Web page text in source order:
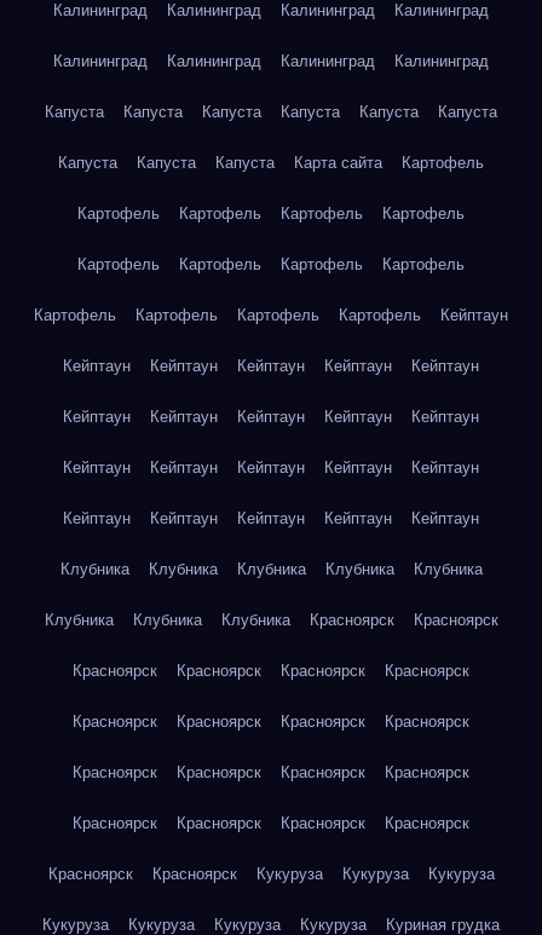
Калининград Калининград Калининград Калининград
Калининград Калининград Калининград Калининград
Капуста Капуста Капуста Капуста Капуста Капуста
Капуста Капуста Капуста Карта сайта Картофель
Картофель Картофель Картофель Картофель
Картофель Картофель Картофель Картофель
Картофель Картофель Картофель Картофель Кейптаун
Кейптаун Кейптаун Кейптаун Кейптаун Кейптаун
Кейптаун Кейптаун Кейптаун Кейптаун Кейптаун
Кейптаун Кейптаун Кейптаун Кейптаун Кейптаун
Кейптаун Кейптаун Кейптаун Кейптаун Кейптаун
Клубника Клубника Клубника Клубника Клубника
Клубника Клубника Клубника Красноярск Красноярск
Красноярск Красноярск Красноярск Красноярск
Красноярск Красноярск Красноярск Красноярск
Красноярск Красноярск Красноярск Красноярск
Красноярск Красноярск Красноярск Красноярск
Красноярск Красноярск Кукуруза Кукуруза Кукуруза
Кукуруза Кукуруза Кукуруза Кукуруза Куриная грудка